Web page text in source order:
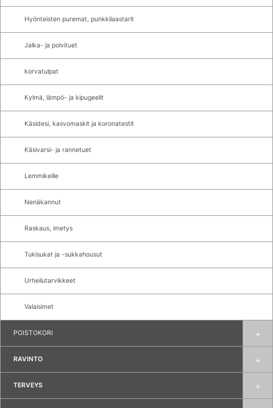
Hyönteisten puremat, punkkilaastarit
Jalka- ja polvituet
korvatulpat
Kylmä, lämpö- ja kipugeelit
Käsidesi, kasvomaskit ja koronatestit
Käsivarsi- ja rannetuet
Lemmikeille
Nenäkannut
Raskaus, imetys
Tukisukat ja -sukkahousut
Urheilutarvikkeet
Valaisimet
POISTOKORI
RAVINTO
TERVEYS